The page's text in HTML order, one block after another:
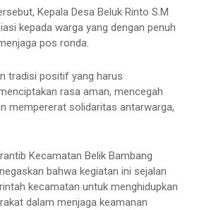
Kepala Desa Beluk Rinto S.M
kepada warga yang dengan penuh
pos ronda.
tradisi positif yang harus
rasa aman, mencegah
mempererat solidaritas antarwarga,
Kecamatan Belik Bambang
bahwa kegiatan ini sejalan
kecamatan untuk menghidupkan
dalam menjaga keamanan